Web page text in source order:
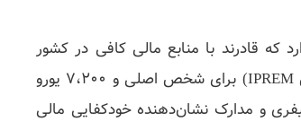
که قادرند با منابع مالی کافی در کشور
اقامت داشته باشند بدون نیاز به کار یا سرمایه‌گذاری کلان. متقاضیان باید دارایی یا درآمدی معادل حدود ۲۸،۸۰۰ یورو سالانه (۴۰۰٪ شاخص IPREM) برای شخص اصلی و ۷،۲۰۰ یورو
و مدارک نشان‌دهنده خودکفایی مالی